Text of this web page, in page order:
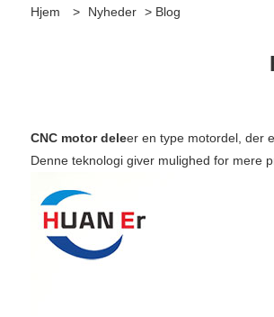
Hjem > Nyheder > Blog
CNC motor deleer en type motordel, der
Denne teknologi giver mulighed for mere